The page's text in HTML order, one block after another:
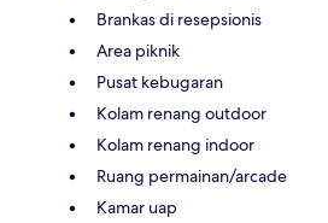
Brankas di resepsionis
Area piknik
Pusat kebugaran
Kolam renang outdoor
Kolam renang indoor
Ruang permainan/arcade
Kamar uap